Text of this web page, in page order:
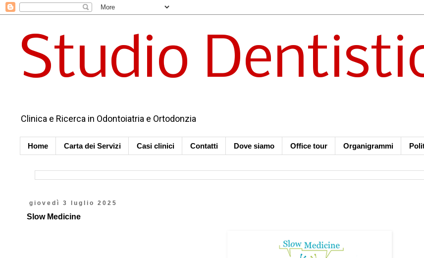
Studio
Clinica e Ricerca in Odontoiatria e Ortodonzia
Home Carta dei Servizi Casi clinici Contatti Dove siamo Office tour Organigrammi
giovedì 3 luglio 2025
Slow Medicine